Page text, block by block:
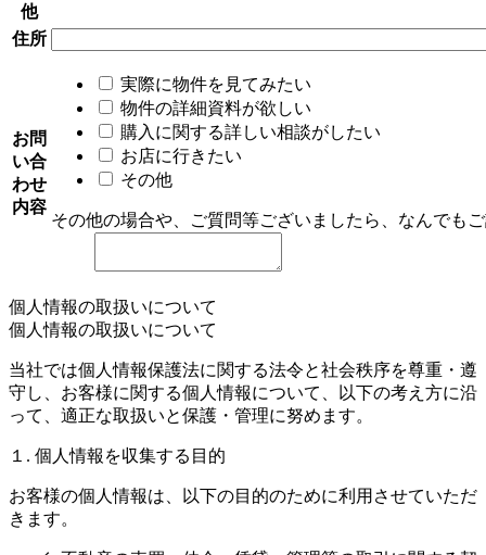
他
住所
お問
い合
わせ
内容
実際に物件を見てみたい
物件の詳細資料が欲しい
購入に関する詳しい相談がしたい
お店に行きたい
その他
その他の場合や、ご質問等ございましたら、なんでも
個人情報の取扱いについて
個人情報の取扱いについて
当社では個人情報保護法に関する法令と社会秩序を尊重・遵
守し、お客様に関する個人情報について、以下の考え方に沿
って、適正な取扱いと保護・管理に努めます。
１. 個人情報を収集する目的
お客様の個人情報は、以下の目的のために利用させていただ
きます。